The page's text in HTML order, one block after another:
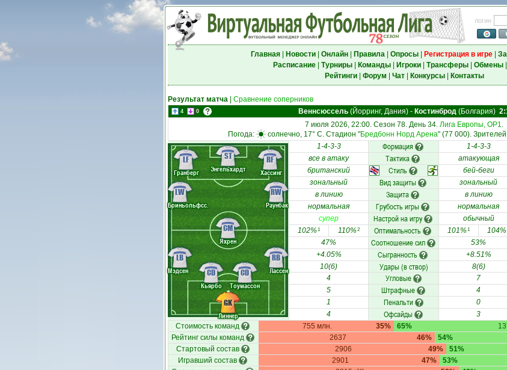
логин
Главная| Новости| Онлайн| Правила| Опросы| Регистрация в игре|
Расписание| Турниры| Команды| Игроки| Трансферы| Обмены|
Рейтинги| Форум Чат| Конкурсы| Контакты
Результат матча Сравнение соперников
4 0 Веннсюссель (Йорринг, Дания) - Костинброд (Болгария)
7 июля 2026, 22:00. Сезон 78. День 34. Лига Европы, ОР1.
Погода:
солнечно, 17° C. Стадион "Бредбонн Норд Арена" (77 000).
Линнер
Мэдсен
Кьярбо
Тоумассон
Лассен
Бриньольфсс.
Яхрен
Раунбак
Гранберг Энгельхардт Хассинг
GK
LB
CD
CD
RB
LW
CM
RW
LF ST RF
1-4-3-3 Формация 1-4-3-3
все в атаку Тактика
атакующая
британский
Стиль
бей-беги
зональный
Вид защиты
зональный
в линию
Защита
в линию
нормальная
Грубость игры
нормальная
супер
Настрой на игру
обычный
102%1 110%2 Оптимальность 101%1 104%
47% Соотношение сил
53%
+4.05%
Сыгранность
+8.51%
10(6)
Удары (в створ)
8(6)
4
Угловые
7
5
Штрафные
4
1
Пенальти
0
4
Офсайды
3
Стоимость команд
755 млн. 35%
65%
Рейтинг силы команд
2637 46%
54%
Стартовый состав
2906 49%
51%
Игравший состав
2901 47%
53%